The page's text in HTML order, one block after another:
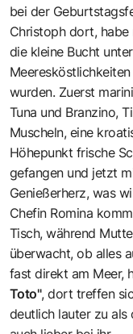
bei der
Christoph dort, habe
die kleine Bucht
wurden. Zuerst
Tuna und Branzino,
Muscheln, eine
Höhepunkt frische
gefangen und jetzt
Genießerherz, was
Chefin Romina
Tisch, während
überwacht, ob alles
fast direkt am Meer,
Toto", dort treffen
deutlich lauter zu als